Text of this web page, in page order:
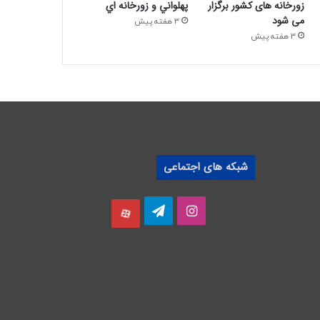
زورخانه های کشور برگزار
می شود
3 هفته پیش
پهلواني و زورخانه اي
3 هفته پیش
شبکه های اجتماعی
اینستاگرام
تلگرام